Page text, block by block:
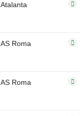
Atalanta
AS Roma
AS Roma